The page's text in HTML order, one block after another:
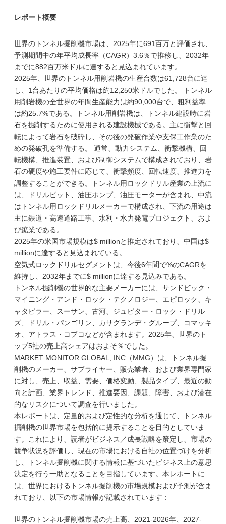
レポート概要
世界のトンネル掘削機市場は、2025年に691百万と評価され、
予測期間中の年平均成長率（CAGR）3.6％で推移し、2032年
までに882百万米ドルに達すると見込まれています。
2025年、世界のトンネル用削岩機の生産台数は61,728台に達
し、1台あたりの平均価格は約12,250米ドルでした。 トンネル
用削岩機の全世界の年間生産能力は約90,000台で、粗利益率
は約25.7%である。トンネル用削岩機は、トンネル建設時に岩
石を掘削するために使用される建設機械である。主に衝撃と回
転によって岩石を破砕し、その後の発破作業や支保工作業のた
めの発破孔を準備する。 通常、動力システム、衝撃機構、回
転機構、推進装置、および制御システムで構成されており、岩
石の硬度や施工要件に応じて、衝撃頻度、回転速度、推進力を
調整することができる。トンネル用ロックドリル産業の上流に
は、ドリルビット、油圧ポンプ、油圧モーターが含まれ、中流
はトンネル用ロックドリルメーカーで構成され、下流の用途は
主に鉄道・高速道路工事、水利・水力発電プロジェクト、およ
び鉱業である。
2025年の米国市場規模は$ millionと推定されており、中国は$
millionに達すると見込まれている。
空気式ロックドリルセグメントは、今後6年間で%のCAGRを
維持し、2032年までに$ millionに達する見込みである。
トンネル掘削機の世界的な主要メーカーには、サンドビック・
マイニング・アンド・ロック・テクノロジー、エピロック、キ
ャタピラー、スーサン、古河、ジュピター・ロック・ドリル
ズ、ドリル・パンゴリン、カサグランデ・グループ、コマッキ
オ、アトラス・コプコなどが含まれます。2025年、世界のト
ップ5社の売上高シェアはおよそ％でした。
MARKET MONITOR GLOBAL, INC（MMG）は、トンネル掘
削機のメーカー、サプライヤー、販売業者、および業界専門家
に対し、売上、収益、需要、価格変動、製品タイプ、最近の動
向と計画、業界トレンド、推進要因、課題、障害、および潜在
的なリスクについて調査を行いました。
本レポートは、定量的および定性的な分析を通じて、トンネル
掘削機の世界市場を包括的に提示することを目的としていま
す。これにより、読者がビジネス／成長戦略を策定し、市場の
競争状況を評価し、現在の市場における自社の位置づけを分析
し、トンネル掘削機に関する情報に基づいたビジネス上の意思
決定を行う一助となることを目指しています。本レポートに
は、世界におけるトンネル掘削機の市場規模および予測が含ま
れており、以下の市場情報が記載されています：
世界のトンネル掘削機市場の売上高、2021-2026年、2027-